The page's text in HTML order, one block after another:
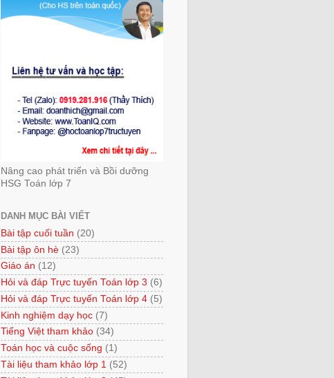
Nâng cao phát triển và Bồi dưỡng
HSG Toán lớp 7
DANH MỤC BÀI VIẾT
Bài tập cuối tuần (20)
Bài tập ôn hè (23)
Giáo án (12)
Hỏi và đáp Trực tuyến Toán lớp 3 (6)
Hỏi và đáp Trực tuyến Toán lớp 4 (5)
Kinh nghiệm dạy học (7)
Tiếng Việt tham khảo (34)
Toán học và cuộc sống (1)
Tài liệu tham khảo lớp 1 (52)